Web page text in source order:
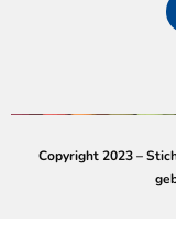
Copyright 2023 –